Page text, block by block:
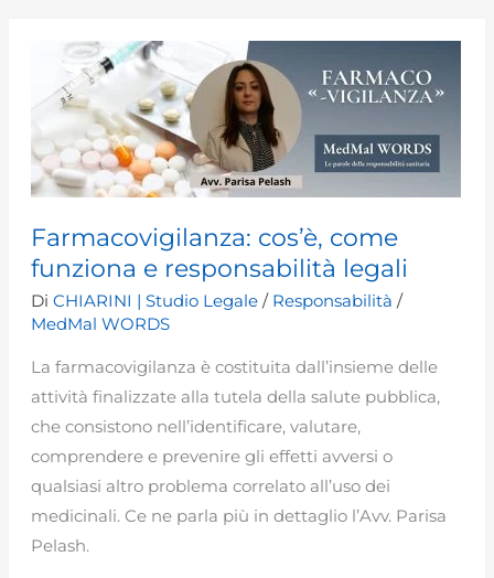
medico-
legali
Farmacovigilanza: cos’è, come
funziona e responsabilità legali
DiCHIARINI | Studio Legale/ Responsabilità /
MedMal WORDS
La farmacovigilanza è costituita dall’insieme delle
attività finalizzate alla tutela della salute pubblica,
che consistono nell’identificare, valutare,
comprendere e prevenire gli effetti avversi o
qualsiasi altro problema correlato all’uso dei
medicinali. Ce ne parla più in dettaglio l’Avv. Parisa
Pelash.